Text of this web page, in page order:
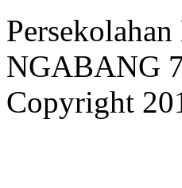
NGABANG
Copyright